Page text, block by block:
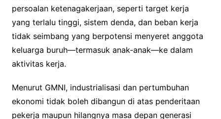
persoalan ketenagakerjaan, seperti target kerja
yang terlalu tinggi, sistem denda, dan beban kerja
tidak seimbang yang berpotensi menyeret anggota
keluarga buruh—termasuk anak-anak—ke dalam
aktivitas kerja.
Menurut GMNI, industrialisasi dan pertumbuhan
ekonomi tidak boleh dibangun di atas penderitaan
pekerja maupun hilangnya masa depan generasi